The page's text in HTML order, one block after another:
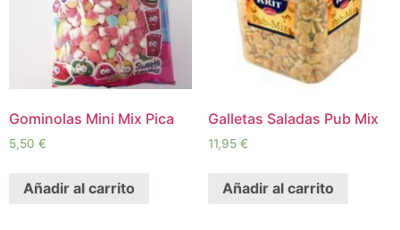
Gominolas Mini Mix Pica
5,50 €
Añadir al carrito
Galletas Saladas Pub Mix
11,95 €
Añadir al carrito